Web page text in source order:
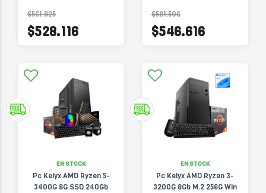
$561.825
$528.116
$581.506
$546.616
EN STOCK
Pc Kelyx AMD Ryzen 5-
3400G 8G SSD 240Gb
EN STOCK
Pc Kelyx AMD Ryzen 3-
3200G 8Gb M.2 256G Win